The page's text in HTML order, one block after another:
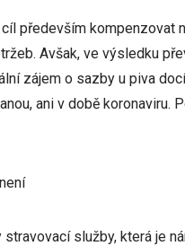
především kompenzovat
Avšak, ve výsledku
zájem o sazby u piva
ani v době
služby, která je